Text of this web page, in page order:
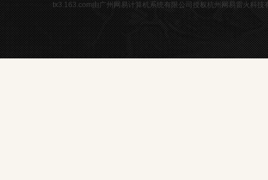
tx3.163.com由广州网易计算机系统有限公司授权杭州网易雷火科技